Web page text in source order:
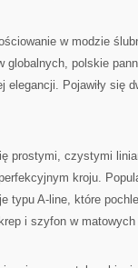
w modzie
polskie
Pojawiły się
prostymi, czystymi
kroju.
typu A-line, które
i szyfon w